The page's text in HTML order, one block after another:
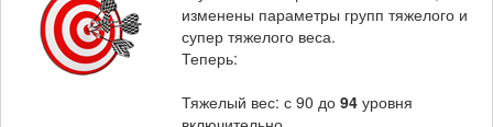
изменены параметры групп тяжелого и
супер тяжелого веса.
Теперь:
Тяжелый вес: с 90 до 94 уровня